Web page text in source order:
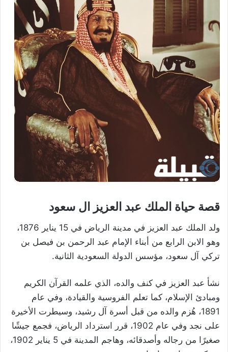
قصة حياة الملك عبد العزيز ال سعود
ولد الملك عبد العزيز في مدينة الرياض في 15 يناير 1876،
وهو الابن الرابع من أبناء الإمام عبد الرحمن بن فيصل بن
تركي آل سعود، مؤسس الدولة السعودية الثانية.
نشأ عبد العزيز في كنف والده، الذي علمه القرآن الكريم
ومبادئ الإسلام، كما تعلم الفروسية والقيادة، وفي عام
1891، هُزم والده من قبل أسرة آل رشيد، وسيطرت الأخيرة
على نجد وفي عام 1902، قرر استرداد الرياض، فجمع جيشًا
صغيرًا من رجاله وأصدقائه، وهاجم المدينة في 5 يناير 1902،